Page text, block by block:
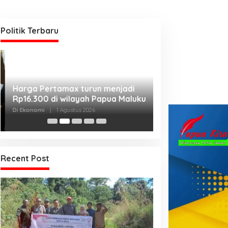
Politik Terbaru
Harga Pertamax turun menjadi
Rp16.300 di wilayah Papua Maluku
Di Ekonomi 1 Agustus 2026
Kabupaten
Di Hukum & Kriminal,
Recent Post